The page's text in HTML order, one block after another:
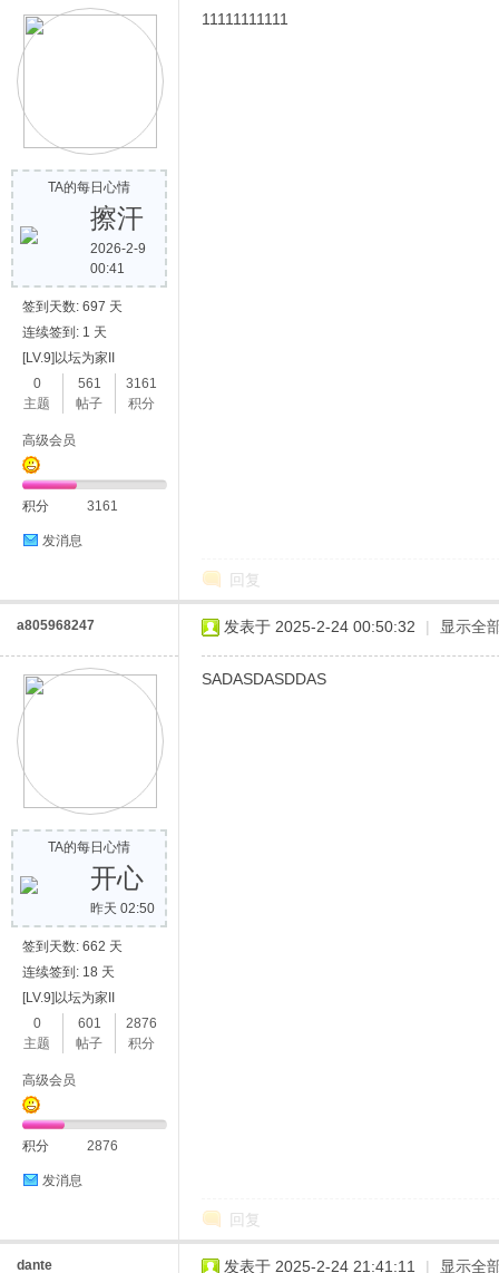
TA的每日心情
擦汗
2026-2-9
00:41
签到天数: 697 天
连续签到: 1 天
[LV.9]以坛为家II
0
主题
561
帖子
3161
积分
高级会员
积分 3161
发消息
11111111111
回复
a805968247
TA的每日心情
开心
昨天 02:50
签到天数: 662 天
连续签到: 18 天
[LV.9]以坛为家II
0
主题
601
帖子
2876
积分
高级会员
积分 2876
发消息
发表于 2025-2-24 00:50:32 | 显示全
SADASDASDDAS
回复
dante 发表于 2025-2-24 21:41:11 | 显示全